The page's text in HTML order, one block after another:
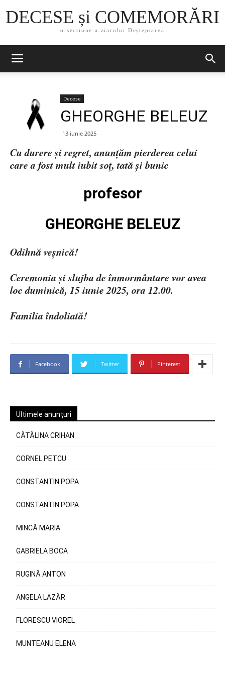
DECESE și COMEMORĂRI
o secțiune a ziarului Deșteptarea
Decese
GHEORGHE BELEUZ
13 iunie 2025
Cu durere și regret, anunțăm pierderea celui
care a fost mult iubit soț, tată și bunic
profesor
GHEORGHE BELEUZ
Odihnă veșnică!
Ceremonia și slujba de înmormântare vor avea
loc duminică, 15 iunie 2025, ora 12.00.
Familia îndoliată!
Facebook Twitter Pinterest
Ultimele anunțuri
CĂTĂLINA CRIHAN
CORNEL PETCU
CONSTANTIN POPA
CONSTANTIN POPA
MINCĂ MARIA
GABRIELA BOCA
RUGINĂ ANTON
ANGELA LAZĂR
FLORESCU VIOREL
MUNTEANU ELENA